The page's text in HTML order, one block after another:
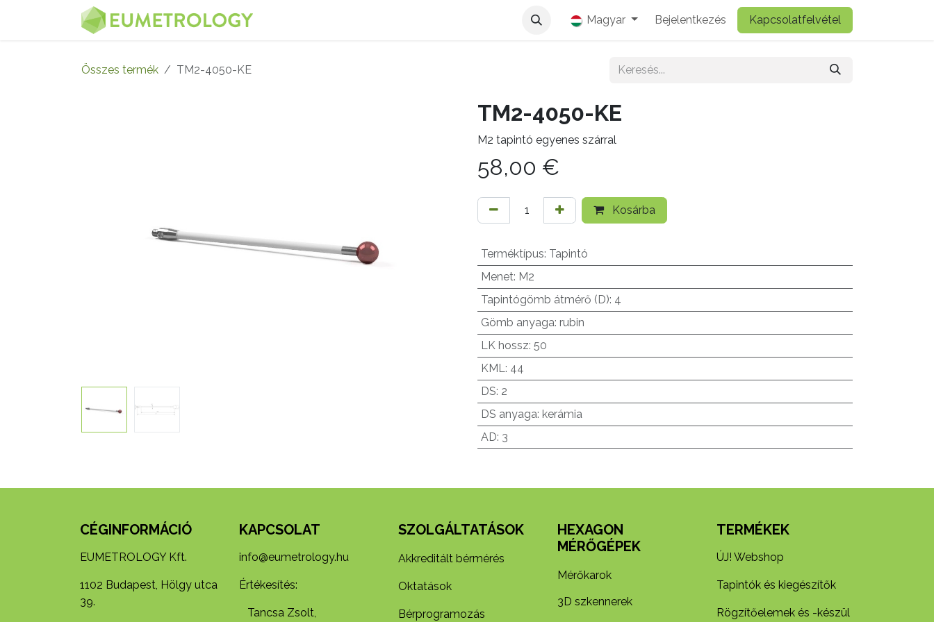
Kihagyás és továbblépés a tartalomhoz
Magyar Bejelentkezés Kapcsolatfelvétel
Összes termék TM2-4050-KE
TM2-4050-KE
M2 tapintó egyenes szárral
58,00 €
Kosárba
Terméktípus: Tapintó
Menet: M2
Tapintógömb átmérő (D): 4
Gömb anyaga: rubin
LK hossz: 50
KML: 44
DS: 2
DS anyaga: kerámia
AD: 3
CÉGINFORMÁCIÓ
EUMETROLOGY Kft.
1102 Budapest, Hölgy utca
39.
KAPCSOLAT
info@eumetrology.hu
Értékesítés:
Tancsa Zsolt,
SZOLGÁLTATÁSOK
Akkreditált bérmérés
Oktatások
Bérprogramozás
HEXAGON
MÉRŐGÉPEK
Mérőkarok
3D szkennerek
TERMÉKEK
ÚJ! Webshop
Tapintók és kiegészítők
Rögzítőelemek és -készül​